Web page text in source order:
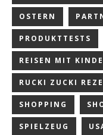
OSTERN
PRODUKTTESTS
REISEN MIT
RUCKI ZUCKI
SHOPPING
SPIELZEUG